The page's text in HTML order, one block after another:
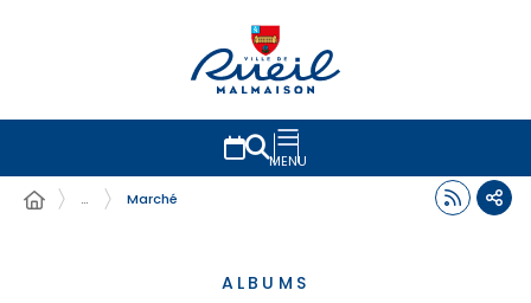
MENU
…
Marché
ALBUMS